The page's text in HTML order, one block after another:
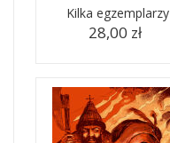
Kilka egzemplarzy
28,00 zł